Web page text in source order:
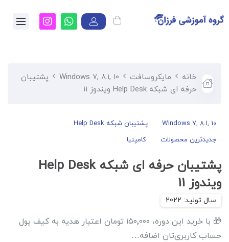
خانه مایکروسافت Windows 7, 8.1, 10
پشتیبان
حرفه ای شبکه Help Desk ویندوز 11
Windows 7, 8.1, 10
پشتیبان شبکه Help Desk
جدیدترین محصولات
کامپتیا
پشتیبان حرفه ای شبکه Help Desk
ویندوز 11
🎁 با خرید این دوره، ۱۵۰٬۰۰۰ تومان اعتبار هدیه به کیف پول
حساب کاربری‌تان اضافه…